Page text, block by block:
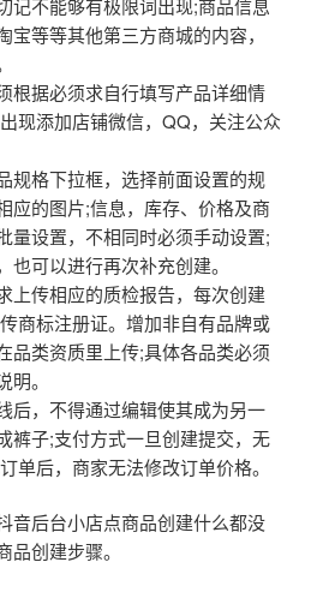
记不能够有极限词出现;商品信息
等等其他第三方商城的内容，
根据必须求自行填写产品详细情
现添加店铺微信，QQ，关注公众
规格下拉框，选择前面设置的规
应的图片;信息，库存、价格及商
量设置，不相同时必须手动设置;
可以进行再次补充创建。
上传相应的质检报告，每次创建
商标注册证。增加非自有品牌或
品类资质里上传;具体各品类必须
。
后，不得通过编辑使其成为另一
裤子;支付方式一旦创建提交，无
单后，商家无法修改订单价格。
音后台小店点商品创建什么都没
创建步骤。